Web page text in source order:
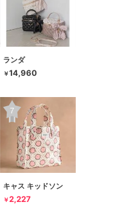
ランダ
￥14,960
キャス キッドソン
￥2,227